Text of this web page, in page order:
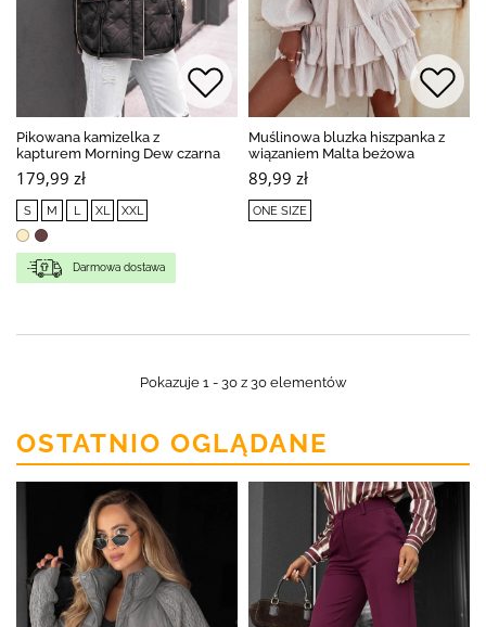
Pikowana kamizelka z
kapturem Morning Dew czarna
179,99 zł
S M L XL XXL
Darmowa dostawa
Muślinowa bluzka hiszpanka z
wiązaniem Malta beżowa
89,99 zł
ONE SIZE
Pokazuje 1 - 30 z 30 elementów
OSTATNIO OGLĄDANE